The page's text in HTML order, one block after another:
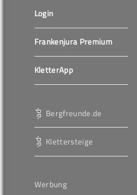
Login
Frankenjura Premium
KletterApp
Bergfreunde.de
Klettersteige
Werbung